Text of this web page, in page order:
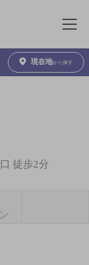
メニュ
現在地から探す
徒歩2分